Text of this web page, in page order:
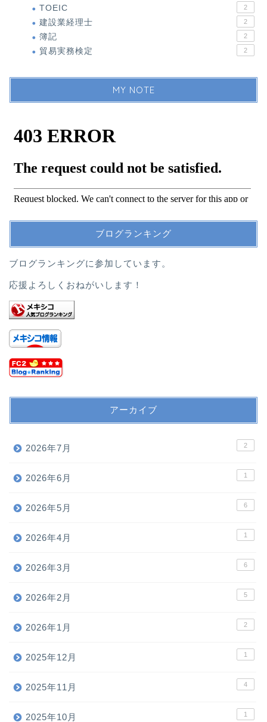
TOEIC 2
建設業経理士 2
簿記 2
貿易実務検定 2
MY NOTE
ブログランキング
ブログランキングに参加しています。
応援よろしくおねがいします！
アーカイブ
2026年7月 2
2026年6月 1
2026年5月 6
2026年4月 1
2026年3月 6
2026年2月 5
2026年1月 2
2025年12月 1
2025年11月 4
2025年10月 1